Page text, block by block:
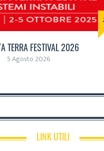
TERRA FESTIVAL 2026
5 Agosto 2026
LINK UTILI